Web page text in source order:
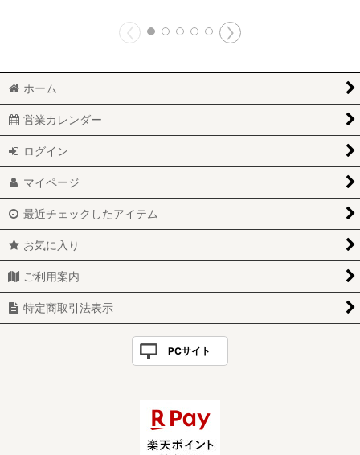
ホーム
営業カレンダー
ログイン
マイページ
最近チェックしたアイテム
お気に入り
ご利用案内
特定商取引法表示
PCサイト